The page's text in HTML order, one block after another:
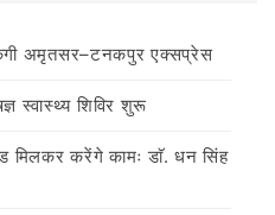
अमृतसर–टनकपुर एक्सप्रेस
स्वास्थ्य शिविर शुरू
मिलकर करेंगे कामः डाॅ. धन सिंह